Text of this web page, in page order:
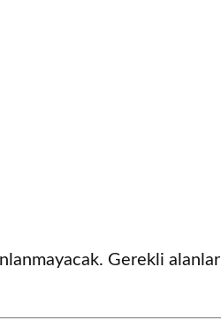
Gerekli alanlar